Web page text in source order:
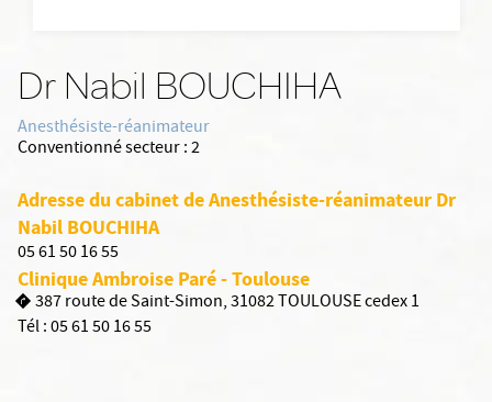
Dr Nabil BOUCHIHA
Anesthésiste-réanimateur
Conventionné secteur :2
Adresse du cabinet de Anesthésiste-réanimateur Dr
Nabil BOUCHIHA
05 61 50 16 55
Clinique Ambroise Paré - Toulouse
387 route de Saint-Simon, 31082 TOULOUSE cedex 1
Tél :05 61 50 16 55